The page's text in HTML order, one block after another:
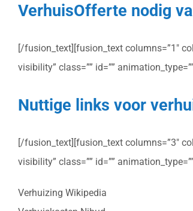
VerhuisOfferte nodig
[/fusion_text][fusion_text columns=”1″
visibility” class=”” id=””
Nuttige links voor
[/fusion_text][fusion_text columns=”3″
visibility” class=”” id=””
Verhuizing Wikipedia